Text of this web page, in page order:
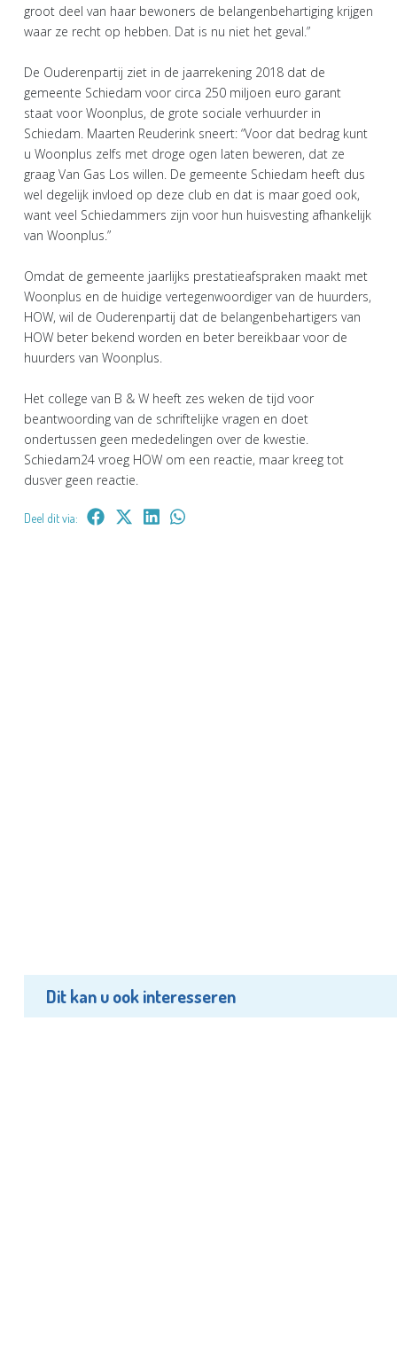
groot deel van haar bewoners de belangenbehartiging krijgen
waar ze recht op hebben. Dat is nu niet het geval.”
De Ouderenpartij ziet in de jaarrekening 2018 dat de
gemeente Schiedam voor circa 250 miljoen euro garant
staat voor Woonplus, de grote sociale verhuurder in
Schiedam. Maarten Reuderink sneert: “Voor dat bedrag kunt
u Woonplus zelfs met droge ogen laten beweren, dat ze
graag Van Gas Los willen. De gemeente Schiedam heeft dus
wel degelijk invloed op deze club en dat is maar goed ook,
want veel Schiedammers zijn voor hun huisvesting afhankelijk
van Woonplus.”
Omdat de gemeente jaarlijks prestatieafspraken maakt met
Woonplus en de huidige vertegenwoordiger van de huurders,
HOW, wil de Ouderenpartij dat de belangenbehartigers van
HOW beter bekend worden en beter bereikbaar voor de
huurders van Woonplus.
Het college van B & W heeft zes weken de tijd voor
beantwoording van de schriftelijke vragen en doet
ondertussen geen mededelingen over de kwestie.
Schiedam24 vroeg HOW om een reactie, maar kreeg tot
dusver geen reactie.
Deel dit via:
Dit kan u ook interesseren